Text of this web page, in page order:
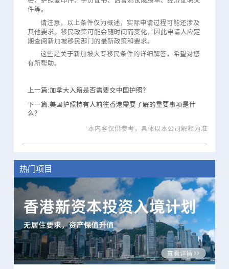
件等。
请注意，以上条件仅为概述，实际申请过程可能还涉及
其他要求。移民政策可能会随时间而变化，因此申请人应定
期查阅新加坡移民部门的最新政策和要求。
这些是关于新加坡大专移民条件的详细解答，希望对您
有所帮助。
上一篇:加拿大入籍是否需要交中国护照？
下一篇:美国护照持有人前往香港需要了解的重要事项是什
么？
本内客仅供参考，具体以本公司解释为准
热门项目